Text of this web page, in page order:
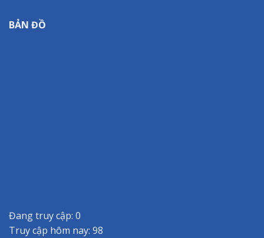
BẢN ĐỒ
Đang truy cập: 0
Truy cập hôm nay: 98